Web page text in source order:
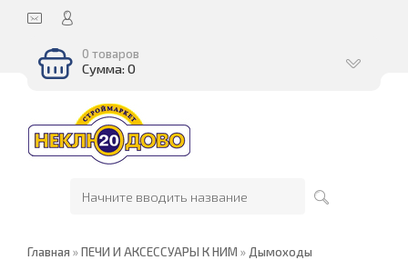
0 товаров
Сумма: 0
Главная »ПЕЧИ И АКСЕССУАРЫ К НИМ » Дымоходы